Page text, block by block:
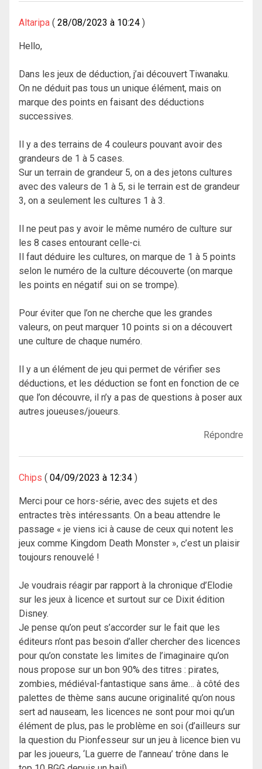
Altaripa 28/08/2023 à 10:24
Hello,
Dans les jeux de déduction, j’ai découvert Tiwanaku.
On ne déduit pas tous un unique élément, mais on
marque des points en faisant des déductions
successives.
Il y a des terrains de 4 couleurs pouvant avoir des
grandeurs de 1 à 5 cases.
Sur un terrain de grandeur 5, on a des jetons cultures
avec des valeurs de 1 à 5, si le terrain est de grandeur
3, on a seulement les cultures 1 à 3.
Il ne peut pas y avoir le même numéro de culture sur
les 8 cases entourant celle-ci.
Il faut déduire les cultures, on marque de 1 à 5 points
selon le numéro de la culture découverte (on marque
les points en négatif sui on se trompe).
Pour éviter que l’on ne cherche que les grandes
valeurs, on peut marquer 10 points si on a découvert
une culture de chaque numéro.
Il y a un élément de jeu qui permet de vérifier ses
déductions, et les déduction se font en fonction de ce
que l’on découvre, il n’y a pas de questions à poser aux
autres joueuses/joueurs.
Répondre
Chips 04/09/2023 à 12:34
Merci pour ce hors-série, avec des sujets et des
entractes très intéressants. On a beau attendre le
passage « je viens ici à cause de ceux qui notent les
jeux comme Kingdom Death Monster », c’est un plaisir
toujours renouvelé !
Je voudrais réagir par rapport à la chronique d’Elodie
sur les jeux à licence et surtout sur ce Dixit édition
Disney.
Je pense qu’on peut s’accorder sur le fait que les
éditeurs n’ont pas besoin d’aller chercher des licences
pour qu’on constate les limites de l’imaginaire qu’on
nous propose sur un bon 90% des titres : pirates,
zombies, médiéval-fantastique sans âme… à côté des
palettes de thème sans aucune originalité qu’on nous
sert ad nauseam, les licences ne sont pour moi qu’un
élément de plus, pas le problème en soi (d’ailleurs sur
la question du Pionfesseur sur un jeu à licence bien vu
par les joueurs, ‘La guerre de l’anneau’ trône dans le